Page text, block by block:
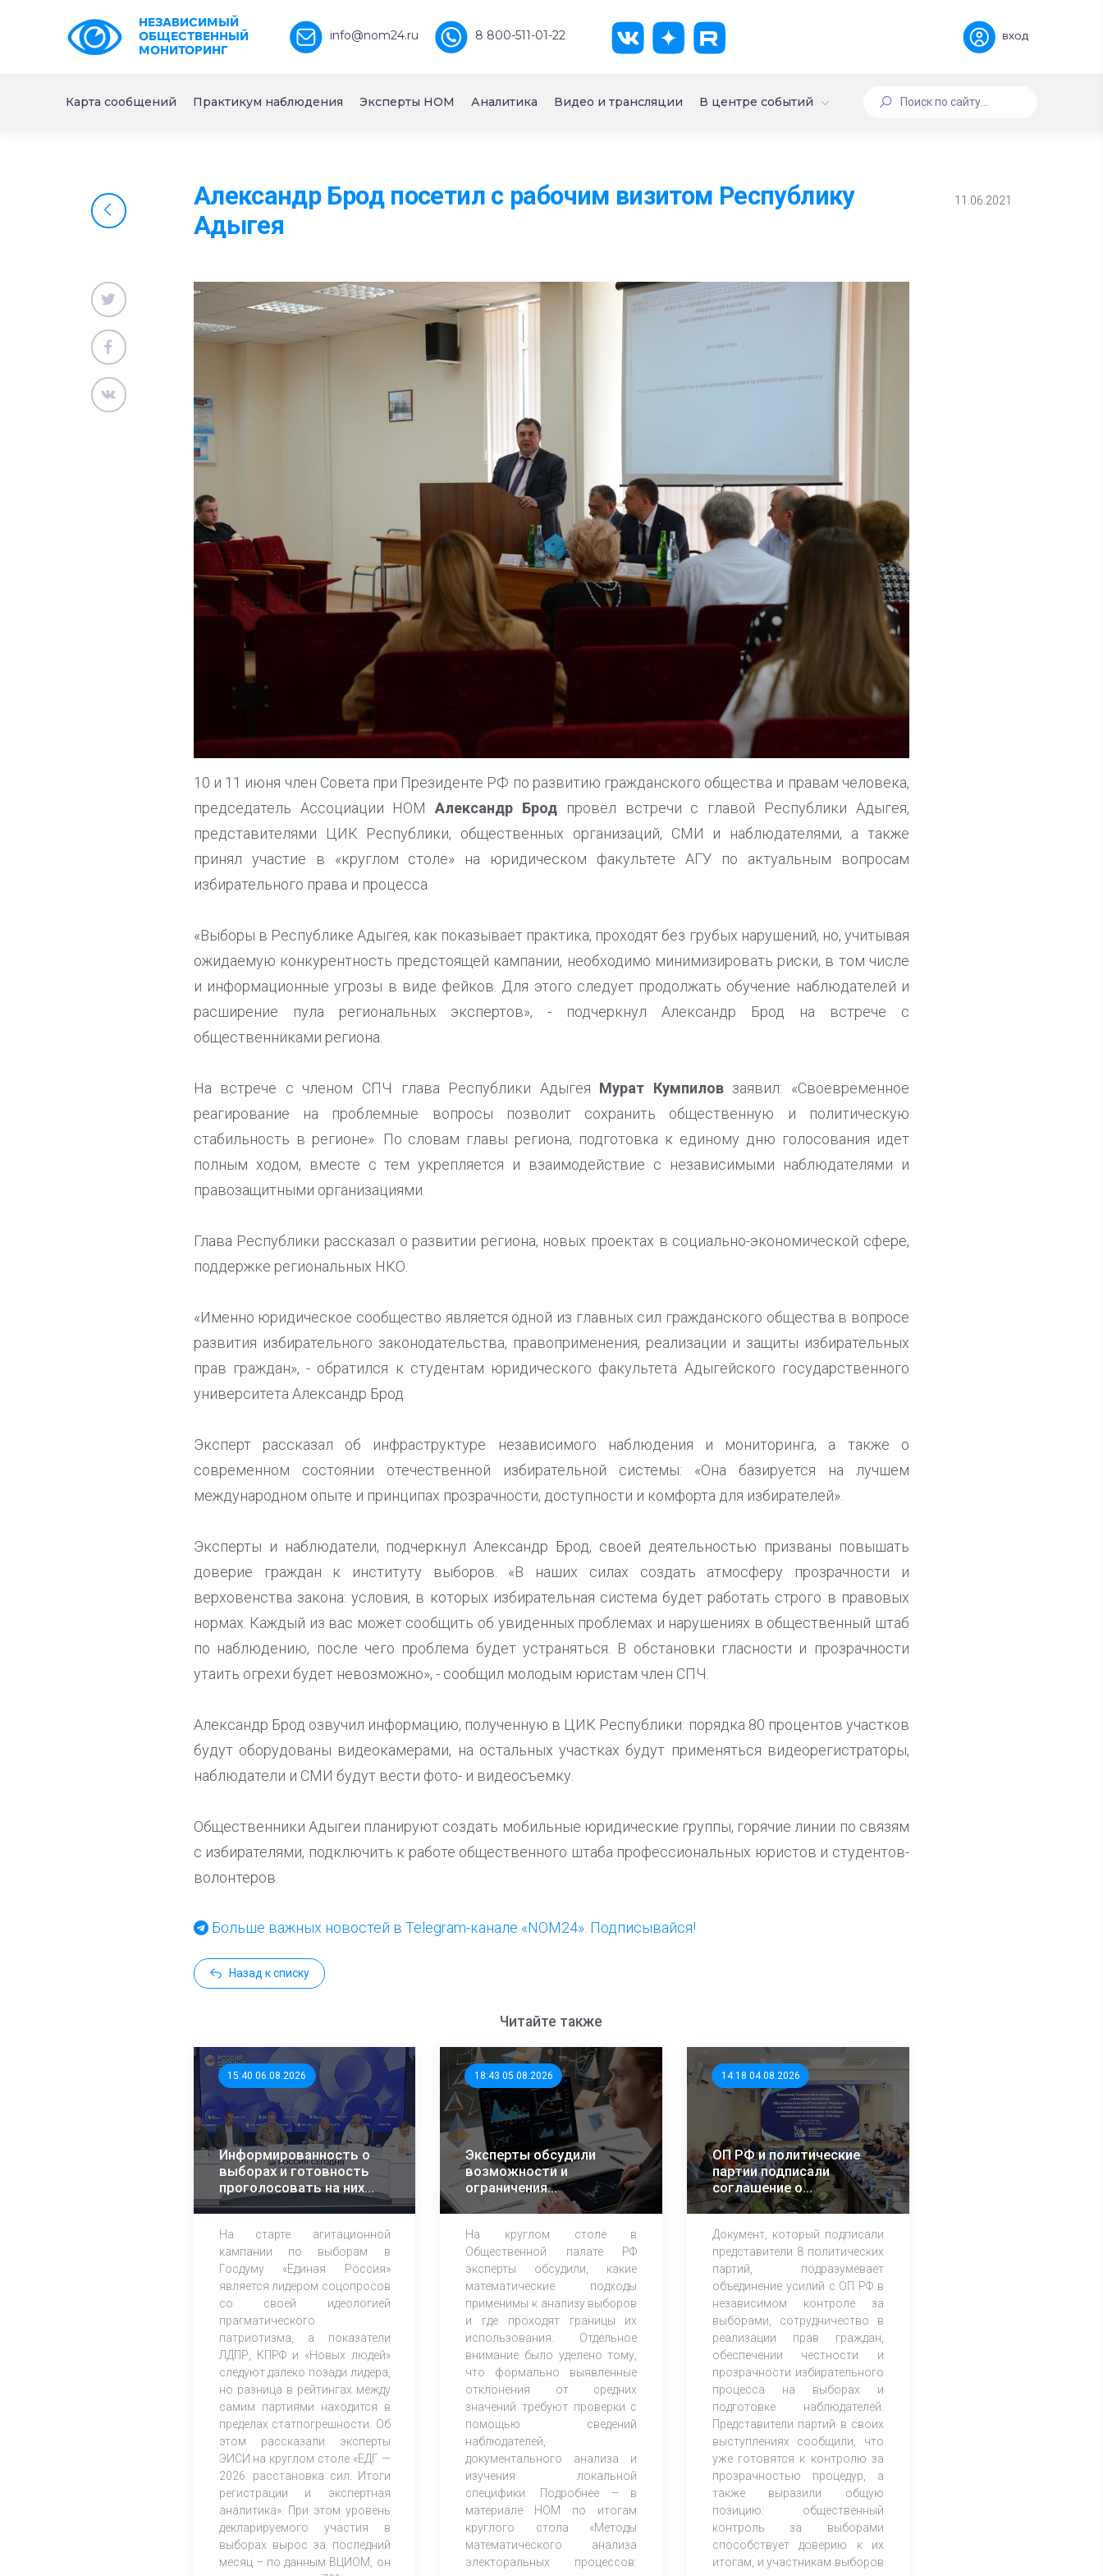
НЕЗАВИСИМЫЙ
ОБЩЕСТВЕННЫЙ
МОНИТОРИНГ
info@nom24.ru 8 800-511-01-22 вход
Карта сообщений Практикум наблюдения Эксперты НОМ Аналитика Видео и трансляции В центре событий
Александр Брод посетил с рабочим визитом Республику
Адыгея
11.06.2021
10 и 11 июня член Совета при Президенте РФ по развитию гражданского общества и правам человека,
председатель Ассоциации НОМАлександр Брод
провёл встречи с главой Республики Адыгея,
представителями ЦИК Республики, общественных организаций, СМИ и наблюдателями, а также
принял участие в «круглом столе» на юридическом факультете АГУ по актуальным вопросам
избирательного права и процесса.
«Выборы в Республике Адыгея, как показывает практика, проходят без грубых нарушений, но, учитывая
ожидаемую конкурентность предстоящей кампании, необходимо минимизировать риски, в том числе
и информационные угрозы в виде фейков. Для этого следует продолжать обучение наблюдателей и
расширение пула региональных экспертов», - подчеркнул Александр Брод на встрече с
общественниками региона.
На встрече с членом СПЧ глава Республики Адыгея Мурат Кумпилов заявил: «Своевременное
реагирование на проблемные вопросы позволит сохранить общественную и политическую
стабильность в регионе». По словам главы региона, подготовка к единому дню голосования идет
полным ходом, вместе с тем укрепляется и взаимодействие с независимыми наблюдателями и
правозащитными организациями.
Глава Республики рассказал о развитии региона, новых проектах в социально-экономической сфере,
поддержке региональных НКО.
«Именно юридическое сообщество является одной из главных сил гражданского общества в вопросе
развития избирательного законодательства, правоприменения, реализации и защиты избирательных
прав граждан», - обратился к студентам юридического факультета Адыгейского государственного
университета Александр Брод.
Эксперт рассказал об инфраструктуре независимого наблюдения и мониторинга, а также о
современном состоянии отечественной избирательной системы: «Она базируется на лучшем
международном опыте и принципах прозрачности, доступности и комфорта для избирателей».
Эксперты и наблюдатели, подчеркнул Александр Брод, своей деятельностью призваны повышать
доверие граждан к институту выборов. «В наших силах создать атмосферу прозрачности и
верховенства закона: условия, в которых избирательная система будет работать строго в правовых
нормах. Каждый из вас может сообщить об увиденных проблемах и нарушениях в общественный штаб
по наблюдению, после чего проблема будет устраняться. В обстановки гласности и прозрачности
утаить огрехи будет невозможно», - сообщил молодым юристам член СПЧ.
Александр Брод озвучил информацию, полученную в ЦИК Республики: порядка 80 процентов участков
будут оборудованы видеокамерами, на остальных участках будут применяться видеорегистраторы,
наблюдатели и СМИ будут вести фото- и видеосъемку.
Общественники Адыгеи планируют создать мобильные юридические группы, горячие линии по связям
с избирателями, подключить к работе общественного штаба профессиональных юристов и студентов-
волонтеров.
Больше важных новостей в Telegram-канале «NOM24». Подписывайся!
Назад к списку
Читайте также
15:40 06.08.2026
Информированность о
выборах и готовность
проголосовать на них
растет – эксперты ЭИСИ
На старте агитационной
кампании по выборам в
Госдуму «Единая Россия»
является лидером соцопросов
со своей идеологией
прагматического
патриотизма, а показатели
ЛДПР, КПРФ и «Новых людей»
следуют далеко позади лидера,
но разница в рейтингах между
самим партиями находится в
пределах статпогрешности. Об
этом рассказали эксперты
ЭИСИ на круглом столе «ЕДГ —
2026: расстановка сил. Итоги
регистрации и экспертная
аналитика». При этом уровень
декларируемого участия в
выборах вырос за последний
месяц – по данным ВЦИОМ, он
18:43 05.08.2026
Эксперты обсудили
возможности и
ограничения
математического
кампаний
На круглом столе в
Общественной палате РФ
эксперты обсудили, какие
математические подходы
применимы к анализу выборов
и где проходят границы их
использования. Отдельное
внимание было уделено тому,
что формально выявленные
отклонения от средних
значений требуют проверки с
помощью сведений
наблюдателей,
документального анализа и
изучения локальной
специфики. Подробнее – в
материале НОМ по итогам
круглого стола «Методы
математического анализа
электоральных процессов:
14:18 04.08.2026
ОП РФ и политические
партии подписали
соглашение о
сотрудничестве в
в Госдуму РФ
Документ, который подписали
представители 8 политических
партий, подразумевает
объединение усилий с ОП РФ в
независимом контроле за
выборами, сотрудничество в
реализации прав граждан,
обеспечении честности и
прозрачности избирательного
процесса на выборах и
подготовке наблюдателей.
Представители партий в своих
выступлениях сообщили, что
уже готовятся к контролю за
прозрачностью процедур, а
также выразили общую
позицию: общественный
контроль за выборами
способствует доверию к их
итогам, и участникам выборов